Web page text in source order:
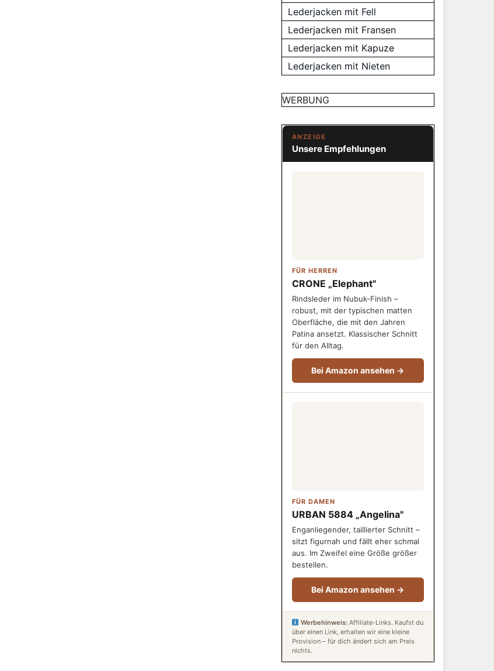
Lederjacken mit Fell
Lederjacken mit Fransen
Lederjacken mit Kapuze
Lederjacken mit Nieten
WERBUNG
ANZEIGE
Unsere Empfehlungen
FÜR HERREN
CRONE „Elephant"
Rindsleder im Nubuk-Finish –
robust, mit der typischen matten
Oberfläche, die mit den Jahren
Patina ansetzt. Klassischer Schnitt
für den Alltag.
Bei Amazon ansehen →
FÜR DAMEN
URBAN 5884 „Angelina"
Enganliegender, taillierter Schnitt –
sitzt figurnah und fällt eher schmal
aus. Im Zweifel eine Größe größer
bestellen.
Bei Amazon ansehen →
Werbehinweis: Affiliate-Links. Kaufst du
über einen Link, erhalten wir eine kleine
Provision – für dich ändert sich am Preis
nichts.